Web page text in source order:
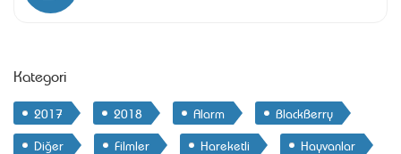
Kategori
2017 2018 Alarm
BlackBerry
Diğer
Filmler Hareketli
Hayvanlar